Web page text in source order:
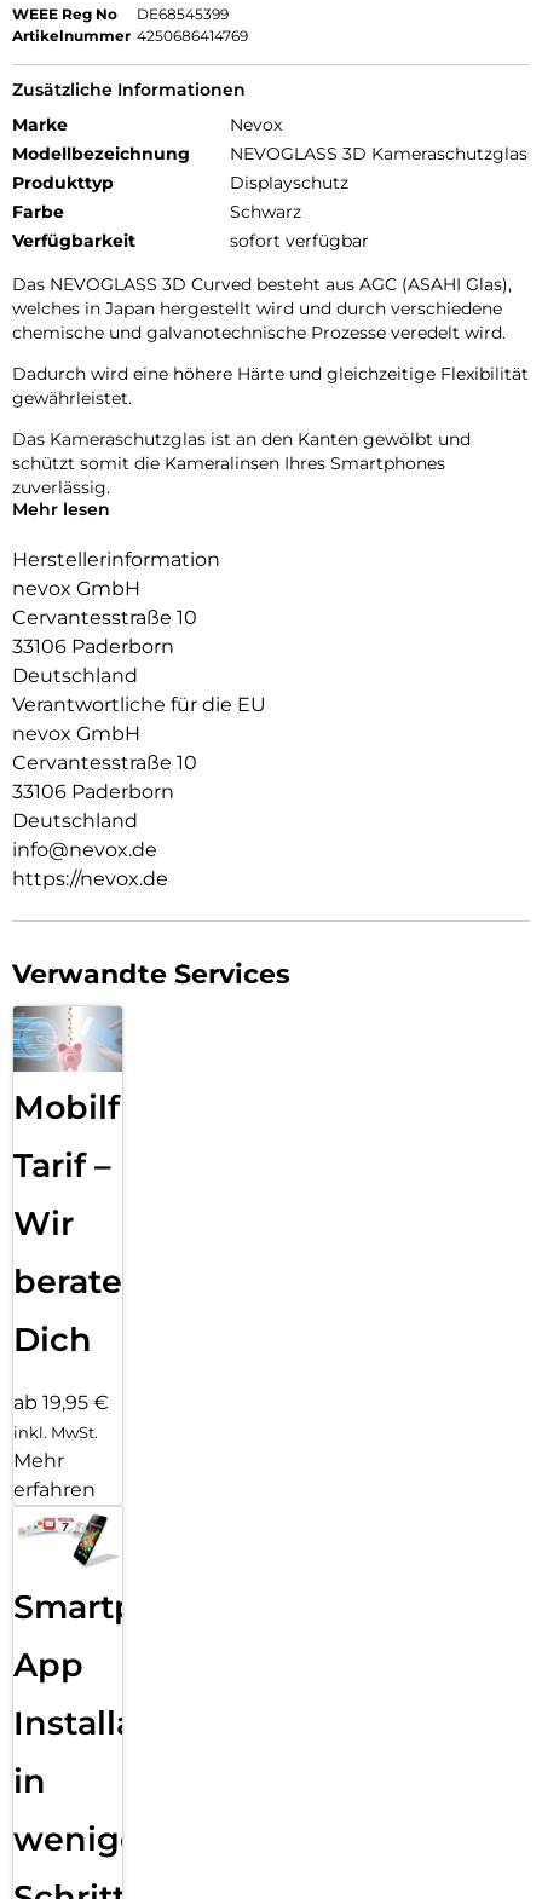
WEEE Reg No
DE68545399
Artikelnummer 4250686414769
Zusätzliche Informationen
Marke
Nevox
Modellbezeichnung
NEVOGLASS 3D Kameraschutzglas
Produkttyp
Displayschutz
Farbe
Schwarz
Verfügbarkeit
sofort verfügbar
Das NEVOGLASS 3D Curved besteht aus AGC (ASAHI Glas),
welches in Japan hergestellt wird und durch verschiedene
chemische und galvanotechnische Prozesse veredelt wird.
Dadurch wird eine höhere Härte und gleichzeitige Flexibilität
gewährleistet.
Das Kameraschutzglas ist an den Kanten gewölbt und
schützt somit die Kameralinsen Ihres Smartphones
zuverlässig.
schützen Sie die Linsen vor Staubablagerungen in den
Zwischenräumen.
9H Härtegrad
Resistent gegen Kratzer
Fettabweisende Beschichtung
Mehr lesen
Herstellerinformation
nevox GmbH
Cervantesstraße 10
33106 Paderborn
Deutschland
Verantwortliche für die EU
nevox GmbH
Cervantesstraße 10
33106 Paderborn
Deutschland
info@nevox.de
https://nevox.de
Verwandte Services
Mobilfunk
Tarif –
Wir
beraten
Dich
ab 19,95 €
inkl. MwSt.
Mehr
erfahren
Smartphone
App
Installation
in
wenigen